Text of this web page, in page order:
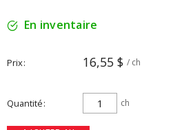
En inventaire
Prix 16,55 $ / ch
Quantité ch